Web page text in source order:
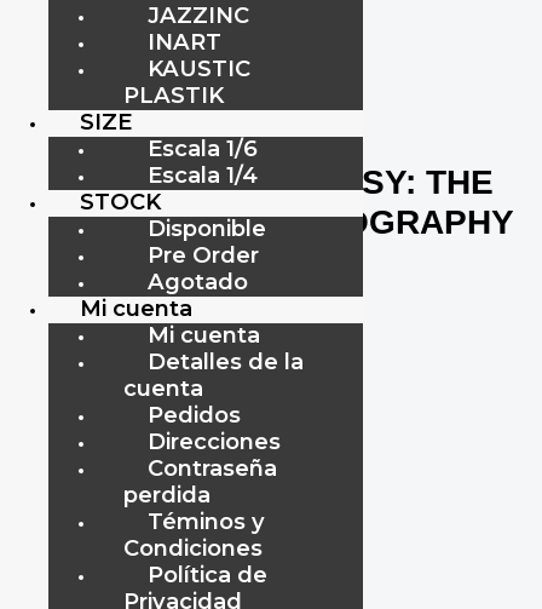
LIBRO FIGURE FANTASY: THE
POP CULTURE PHOTOGRAPHY
OF DANIEL PICARD
25.00
Añadir al carrito
JAZZINC
INART
KAUSTIC
PLASTIK
SIZE
Escala 1/6
Escala 1/4
STOCK
Disponible
Pre Order
Agotado
Mi cuenta
Mi cuenta
Detalles de la
cuenta
Pedidos
Direcciones
Contraseña
perdida
Téminos y
Condiciones
Política de
Privacidad